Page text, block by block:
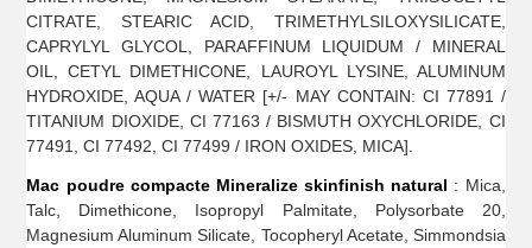
CITRATE, STEARIC ACID, TRIMETHYLSILOXYSILICATE,
CAPRYLYL GLYCOL, PARAFFINUM LIQUIDUM / MINERAL
OIL, CETYL DIMETHICONE, LAUROYL LYSINE, ALUMINUM
HYDROXIDE, AQUA / WATER [+/- MAY CONTAIN: CI 77891 /
TITANIUM DIOXIDE, CI 77163 / BISMUTH OXYCHLORIDE, CI
77491, CI 77492, CI 77499 / IRON OXIDES, MICA].
Mac poudre compacte Mineralize skinfinish natural : Mica,
Talc, Dimethicone, Isopropyl Palmitate, Polysorbate 20,
Magnesium Aluminum Silicate, Tocopheryl Acetate, Simmondsia